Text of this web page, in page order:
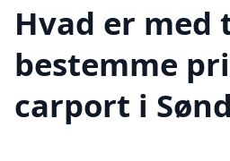
Hvad er med
bestemme
carport i